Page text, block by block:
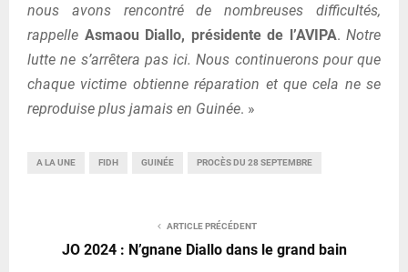
nous avons rencontré de nombreuses difficultés,
rappelle Asmaou Diallo, présidente de l’AVIPA. Notre
lutte ne s’arrêtera pas ici. Nous continuerons pour que
chaque victime obtienne réparation et que cela ne se
reproduise plus jamais en Guinée. »
A LA UNE FIDH GUINÉE PROCÈS DU 28 SEPTEMBRE
ARTICLE PRÉCÉDENT
JO 2024 : N’gnane Diallo dans le grand bain